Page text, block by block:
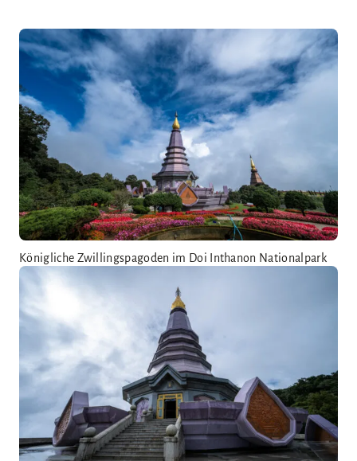
Königliche Zwillingspagoden im Doi Inthanon Nationalpark